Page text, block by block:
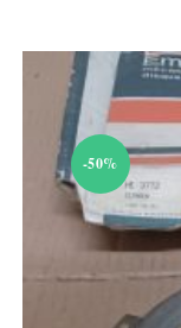
-50%